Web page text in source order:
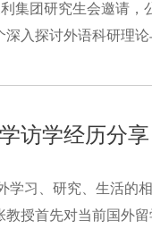
集团研究生会邀请
入探讨外语科研理
访学经历分享
学习、研究、生活
授首先对当前国外